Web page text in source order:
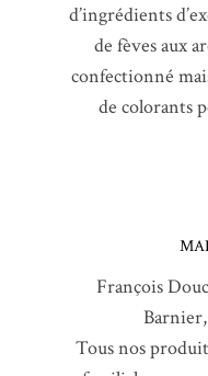
d’ingrédients
de fèves aux
confectionné
de colorants
François
Tous nos